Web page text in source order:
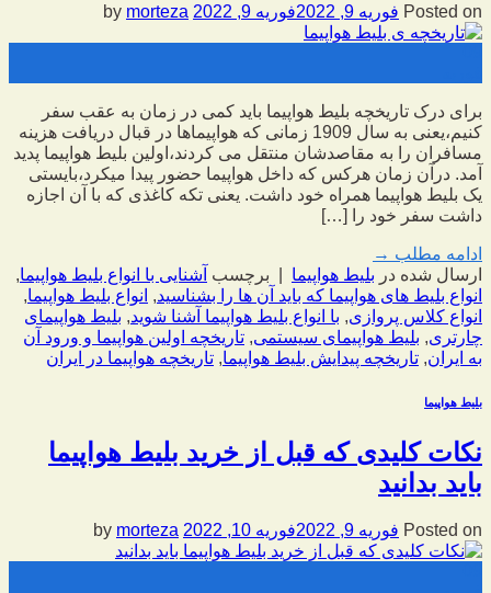
Posted on فوریه 9, 2022 فوریه 9, 2022 morteza
برای درک تاریخچه بلیط هواپیما باید کمی در زمان به عقب سفر
کنیم،یعنی به سال 1909 زمانی که هواپیماها در قبال دریافت هزینه
مسافران را به مقاصدشان منتقل می کردند،اولین بلیط هواپیما پدید
آمد. درآن زمان هرکس که داخل هواپیما حضور پیدا میکرد،بایستی
یک بلیط هواپیما همراه خود داشت. یعنی تکه کاغذی که با آن اجازه
داشت سفر خود را […]
ادامه مطلب →
ارسال شده در بلیط هواپیما برچسب آشنایی با انواع بلیط هواپیما,
انواع بلیط های هواپیما که باید آن ها را بشناسید, انواع بلیط هواپیما,
انواع کلاس پروازی, با انواع بلیط‌ هواپیما آشنا شوید, بلیط هواپیمای
چارتری, بلیط هواپیمای سیستمی, تاریخچه اولین هواپیما و ورود آن
به ایران, تاریخچه پیدایش بلیط هواپیما, تاریخچه هواپیما در ایران
بلیط هواپیما
نکات کلیدی که قبل از خرید بلیط هواپیما
باید بدانید
Posted on فوریه 9, 2022 فوریه 10, 2022 morteza